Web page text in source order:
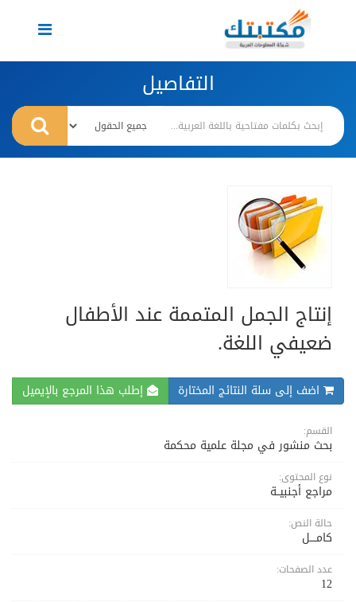
Toggle
navigation
التفاصيل
إنتاج الجمل المتممة عند الأطفال
ضعيفي اللغة.
اضف إلى سلة النتائج المختارة إطلب هذا المرجع بالإيميل
القسم:
بحث منشور في مجلة علمية محكمة
نوع المحتوى:
مراجع أجنبيــة
حالة النص:
كامــــل
عدد الصفحات:
12